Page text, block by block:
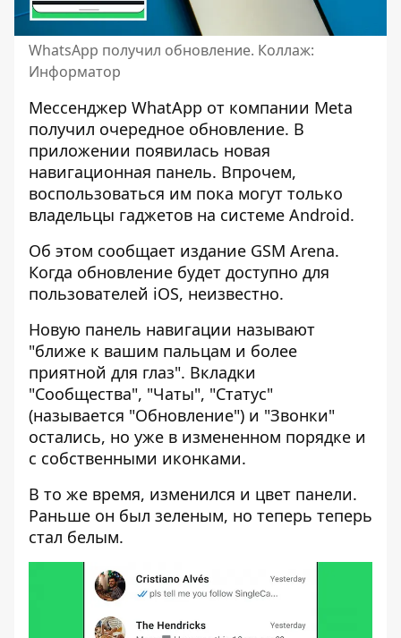
WhatsApp получил обновление. Коллаж:
Информатор
Мессенджер WhatApp от компании Meta
получил очередное обновление. В
приложении появилась новая
навигационная панель. Впрочем,
воспользоваться им пока могут только
владельцы гаджетов на системе Android.
Об этом сообщает издание GSM Arena.
Когда обновление будет доступно для
пользователей iOS, неизвестно.
Новую панель навигации называют
"ближе к вашим пальцам и более
приятной для глаз". Вкладки
"Сообщества", "Чаты", "Статус"
(называется "Обновление") и "Звонки"
остались, но уже в измененном порядке и
с собственными иконками.
В то же время, изменился и цвет панели.
Раньше он был зеленым, но теперь теперь
стал белым.